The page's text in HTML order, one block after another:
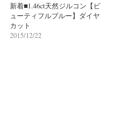
新着■1.46ct天然ジルコン【ビ
ューティフルブルー】ダイヤ
カット
2015/12/22